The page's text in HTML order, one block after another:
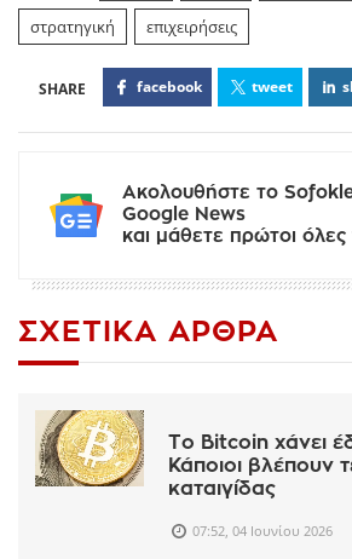
στρατηγική
επιχειρήσεις
facebook tweet
Ακολουθήστε το
Google News
και μάθετε πρώτοι όλες
ΣΧΕΤΙΚΆ ΆΡΘΡΑ
Το Bitcoin χάνει
Κάποιοι βλέπουν
καταιγίδας
07:52, 04 Ιουνίου 2026